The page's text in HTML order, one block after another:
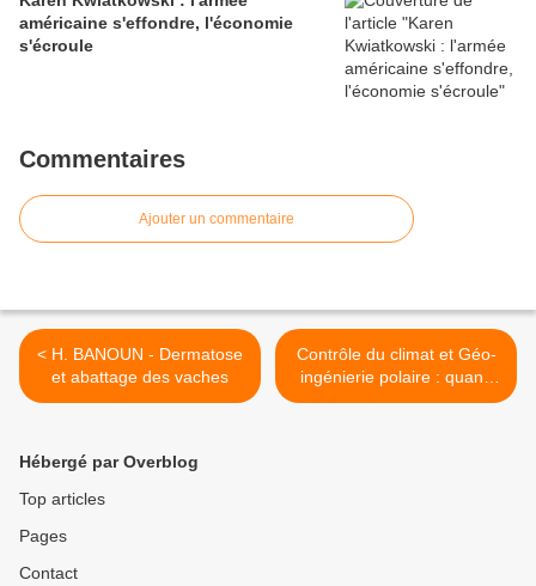
américaine s'effondre, l'économie
s'écroule
Commentaires
Ajouter un commentaire
< H. BANOUN - Dermatose
et abattage des vaches
Contrôle du climat et Géo-
ingénierie polaire : quand
les scientifiques lancent
Hébergé par Overblog
Top articles
Pages
Contact